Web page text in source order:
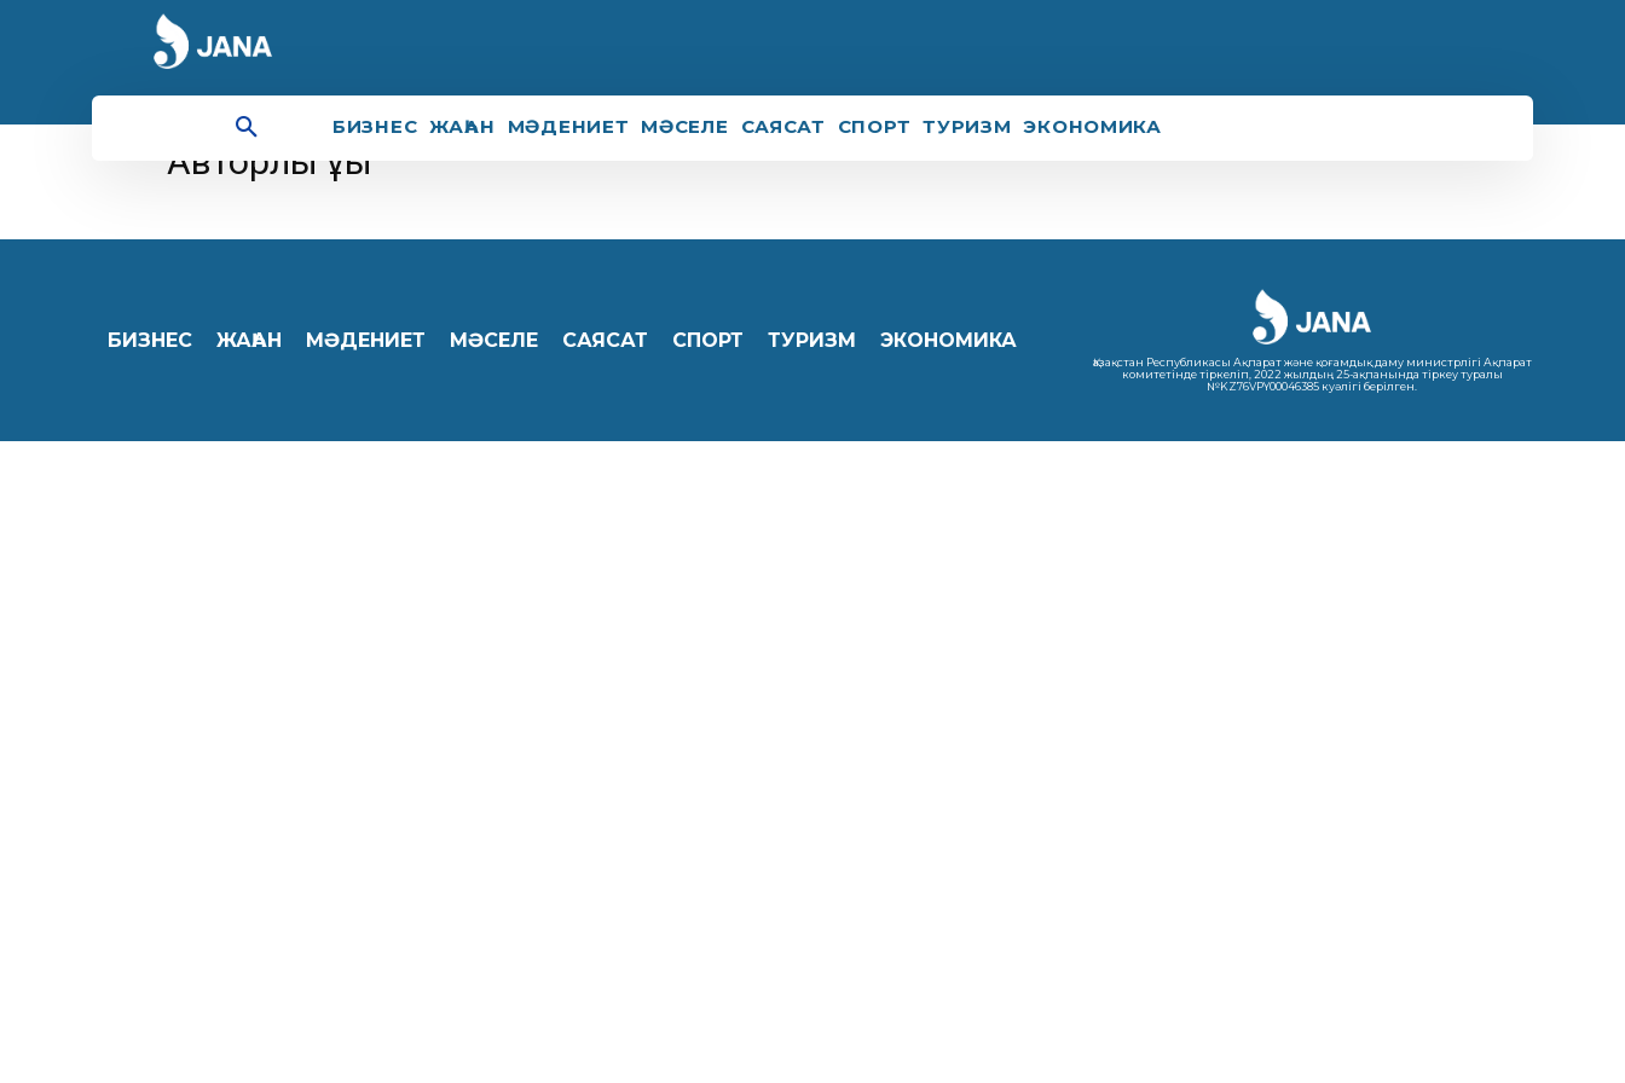
БИЗНЕС ЖАҺАН МӘДЕНИЕТ МӘСЕЛЕ САЯСАТ СПОРТ ТУРИЗМ ЭКОНОМИКА
Авторлық құқық
Авторлық құқық
БИЗНЕС ЖАҺАН МӘДЕНИЕТ МӘСЕЛЕ САЯСАТ СПОРТ ТУРИЗМ ЭКОНОМИКА
Қазақстан Республикасы Ақпарат және қоғамдық даму министрлігі Ақпарат
комитетінде тіркеліп, 2022 жылдың 25-ақпанында тіркеу туралы
№KZ76VPY00046385 куәлігі берілген.